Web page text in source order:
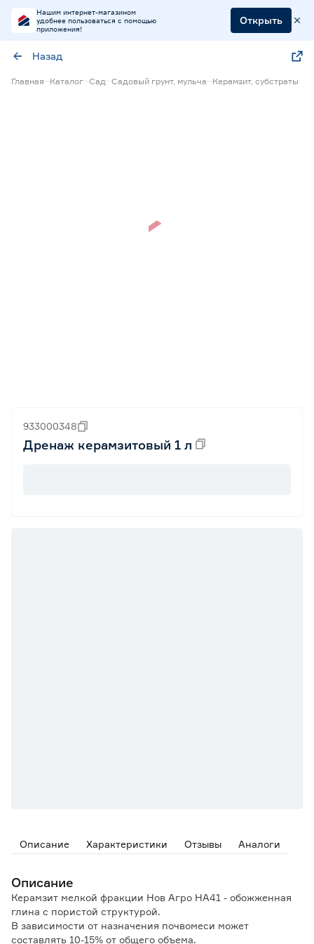
Нашим интернет-магазином
удобнее пользоваться с помощью
приложения!
Открыть
Назад
Главная Каталог Сад Садовый грунт, мульча Керамзит, субстраты
933000348
Дренаж керамзитовый 1 л
Описание Характеристики Отзывы Аналоги
Описание
Керамзит мелкой фракции Нов Агро НА41 - обожженная
глина с пористой структурой.
В зависимости от назначения почвомеси может
составлять 10-15% от общего объема.